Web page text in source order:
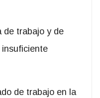
de trabajo y de
insuficiente
de trabajo en la